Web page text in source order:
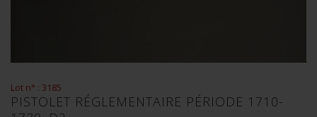
Lot n° : 3185
PISTOLET RÉGLEMENTAIRE PÉRIODE 1710-